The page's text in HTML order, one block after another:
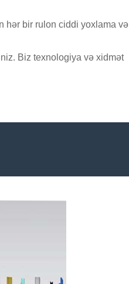
hər bir rulon ciddi yoxlama və
Biz texnologiya və xidmət